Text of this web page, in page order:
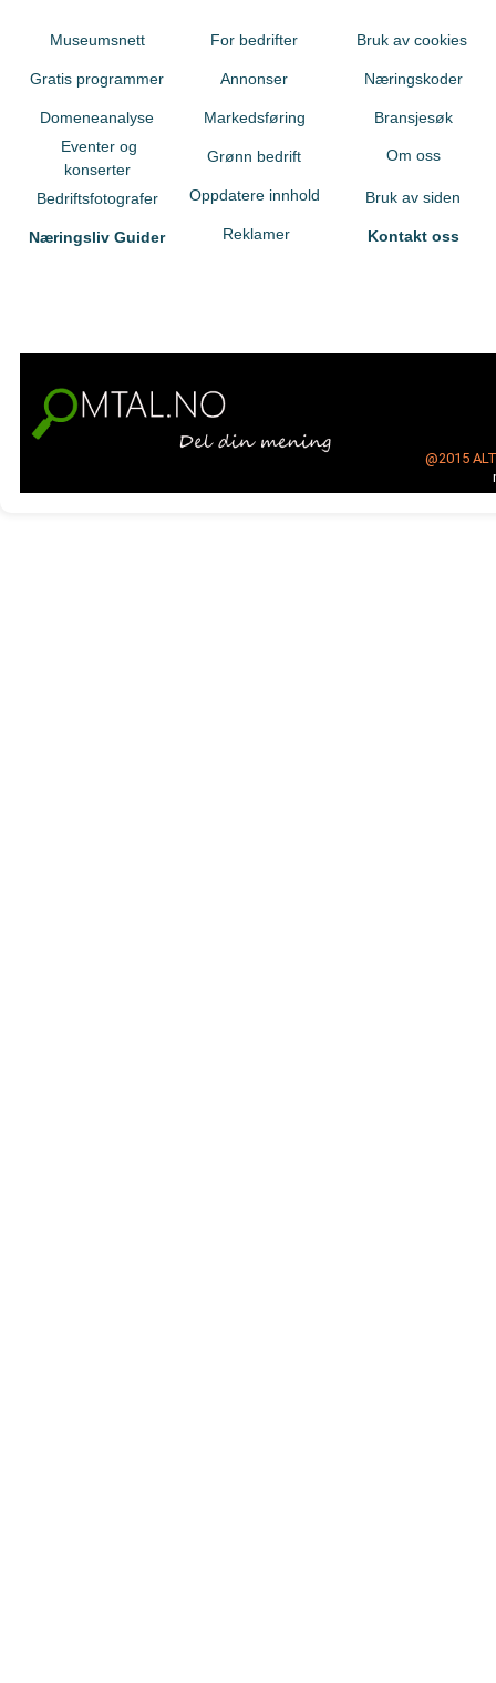
Museumsnett
Gratis programmer
Domeneanalyse
Eventer og
konserter
Bedriftsfotografer
Næringsliv Guider
For bedrifter
Annonser
Markedsføring
Grønn bedrift
Oppdatere innhold
Reklamer
Bruk av cookies
Næringskoder
Bransjesøk
Om oss
Bruk av siden
Kontakt oss
@2015